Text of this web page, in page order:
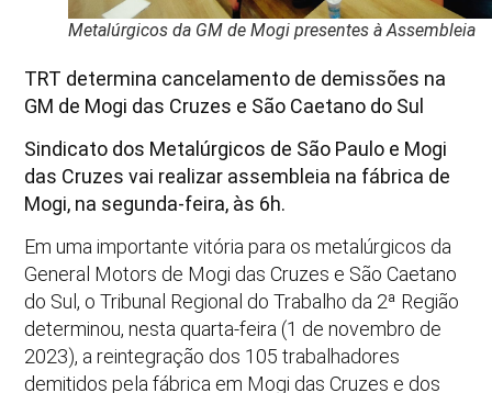
Metalúrgicos da GM de Mogi presentes à Assembleia
TRT determina cancelamento de demissões na
GM de Mogi das Cruzes e São Caetano do Sul
Sindicato dos Metalúrgicos de São Paulo e Mogi
das Cruzes vai realizar assembleia na fábrica de
Mogi, na segunda-feira, às 6h.
Em uma importante vitória para os metalúrgicos da
General Motors de Mogi das Cruzes e São Caetano
do Sul, o Tribunal Regional do Trabalho da 2ª Região
determinou, nesta quarta-feira (1 de novembro de
2023), a reintegração dos 105 trabalhadores
demitidos pela fábrica em Mogi das Cruzes e dos